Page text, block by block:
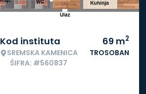
Kod instituta
SREMSKA KAMENICA
ŠIFRA: #560837
69 m2
TROSOBAN